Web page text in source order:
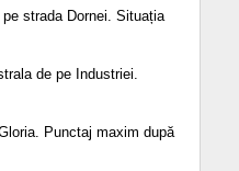
strada Dornei. Situația
de pe Industriei.
Punctaj maxim după